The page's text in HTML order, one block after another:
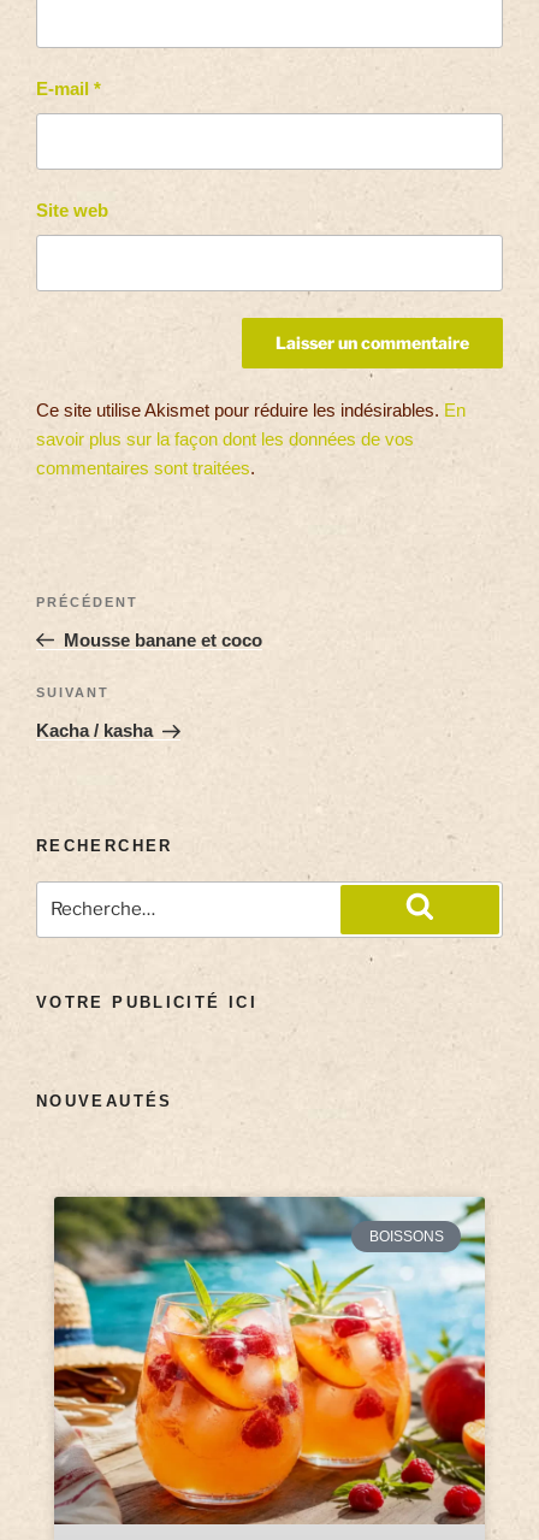
E-mail *
Site web
Ce site utilise Akismet pour réduire les indésirables. En
savoir plus sur la façon dont les données de vos
commentaires sont traitées.
PRÉCÉDENT
Mousse banane et coco
SUIVANT
Kacha / kasha
RECHERCHER
VOTRE PUBLICITÉ ICI
NOUVEAUTÉS
BOISSONS